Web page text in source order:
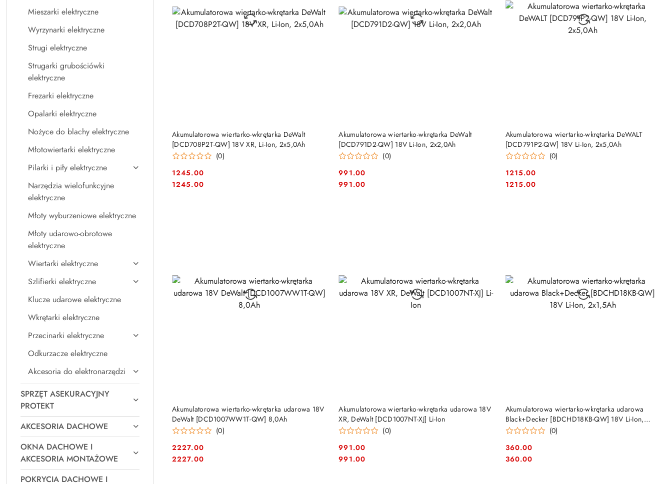
Mieszarki elektryczne
Wyrzynarki elektryczne
Strugi elektryczne
Strugarki grubościówki
elektryczne
Frezarki elektryczne
Opalarki elektryczne
Nożyce do blachy elektryczne
Młotowiertarki elektryczne
Pilarki i piły elektryczne
Narzędzia wielofunkcyjne
elektryczne
Młoty wyburzeniowe elektryczne
Młoty udarowo-obrotowe
elektryczne
Wiertarki elektryczne
Szlifierki elektryczne
Klucze udarowe elektryczne
Wkrętarki elektryczne
Przecinarki elektryczne
Odkurzacze elektryczne
Akcesoria do elektronarzędzi
SPRZĘT ASEKURACYJNY
PROTEKT
AKCESORIA DACHOWE
OKNA DACHOWE I
AKCESORIA MONTAŻOWE
POKRYCIA DACHOWE I
Akumulatorowa wiertarko-wkrętarka DeWalt
[DCD708P2T-QW] 18V XR, Li-Ion, 2x5,0Ah
(0)
Cena:
1245.00
Cena:
1245.00
DO KOSZYKA
Akumulatorowa wiertarko-wkrętarka DeWalt
[DCD791D2-QW] 18V Li-Ion, 2x2,0Ah
(0)
Cena:
991.00
Cena:
991.00
DO KOSZYKA
Akumulatorowa wiertarko-wkrętarka DeWALT
[DCD791P2-QW] 18V Li-Ion, 2x5,0Ah
(0)
Cena:
1215.00
Cena:
1215.00
DO KOSZYKA
Akumulatorowa wiertarko-wkrętarka udarowa 18V
DeWalt [DCD1007WW1T-QW] 8,0Ah
(0)
Cena:
2227.00
Cena:
2227.00
DO KOSZYKA
Akumulatorowa wiertarko-wkrętarka udarowa 18V
XR, DeWalt [DCD1007NT-XJ] Li-Ion
(0)
Cena:
991.00
Cena:
991.00
DO KOSZYKA
Akumulatorowa wiertarko-wkrętarka udarowa
Black+Decker [BDCHD18KB-QW] 18V Li-Ion,
2x1,5Ah
(0)
Cena:
360.00
Cena:
360.00
DO KOSZYKA